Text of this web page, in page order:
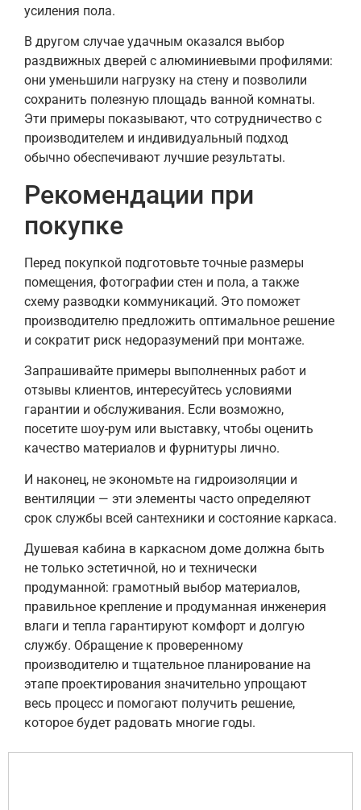
усиления пола.
В другом случае удачным оказался выбор
раздвижных дверей с алюминиевыми профилями:
они уменьшили нагрузку на стену и позволили
сохранить полезную площадь ванной комнаты.
Эти примеры показывают, что сотрудничество с
производителем и индивидуальный подход
обычно обеспечивают лучшие результаты.
Рекомендации при
покупке
Перед покупкой подготовьте точные размеры
помещения, фотографии стен и пола, а также
схему разводки коммуникаций. Это поможет
производителю предложить оптимальное решение
и сократит риск недоразумений при монтаже.
Запрашивайте примеры выполненных работ и
отзывы клиентов, интересуйтесь условиями
гарантии и обслуживания. Если возможно,
посетите шоу-рум или выставку, чтобы оценить
качество материалов и фурнитуры лично.
И наконец, не экономьте на гидроизоляции и
вентиляции — эти элементы часто определяют
срок службы всей сантехники и состояние каркаса.
Душевая кабина в каркасном доме должна быть
не только эстетичной, но и технически
продуманной: грамотный выбор материалов,
правильное крепление и продуманная инженерия
влаги и тепла гарантируют комфорт и долгую
службу. Обращение к проверенному
производителю и тщательное планирование на
этапе проектирования значительно упрощают
весь процесс и помогают получить решение,
которое будет радовать многие годы.